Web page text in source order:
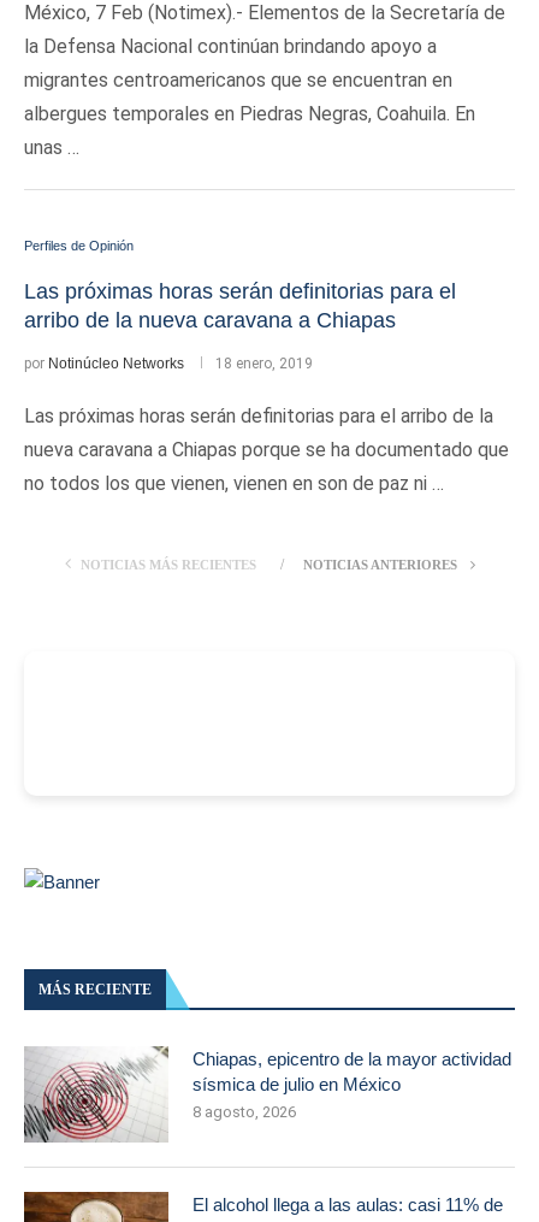
México, 7 Feb (Notimex).- Elementos de la Secretaría de
la Defensa Nacional continúan brindando apoyo a
migrantes centroamericanos que se encuentran en
albergues temporales en Piedras Negras, Coahuila. En
unas …
Perfiles de Opinión
Las próximas horas serán definitorias para el
arribo de la nueva caravana a Chiapas
por Notinúcleo Networks 18 enero, 2019
Las próximas horas serán definitorias para el arribo de la
nueva caravana a Chiapas porque se ha documentado que
no todos los que vienen, vienen en son de paz ni …
NOTICIAS MÁS RECIENTES NOTICIAS ANTERIORES
MÁS RECIENTE
Chiapas, epicentro de la mayor actividad
sísmica de julio en México
8 agosto, 2026
El alcohol llega a las aulas: casi 11% de